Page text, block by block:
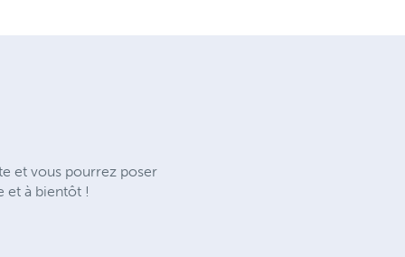
et vous pourrez poser
et à bientôt !